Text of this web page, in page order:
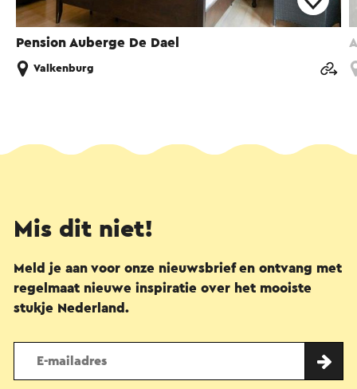
Pension Auberge De Dael
Valkenburg
Mis dit niet!
Meld je aan voor onze nieuwsbrief en ontvang met
regelmaat nieuwe inspiratie over het mooiste
stukje Nederland.